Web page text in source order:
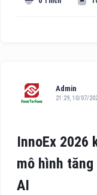
Admin
21:29, 10/07/
InnoEx 2026
mô hình
AI